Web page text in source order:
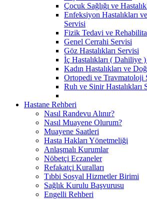
Çocuk Sağlığı ve
Enfeksiyon Hastalıkları
Servisi
Fizik Tedavi ve
Genel Cerrahi Servisi
Göz Hastalıkları Servisi
İç Hastalıkları ( Dahiliye
Kadın Hastalıkları ve
Ortopedi ve Travmatoloji
Ruh ve Sinir Hastalıkları
Hastane Rehberi
Nasıl Randevu Alınır?
Nasıl Muayene Olurum?
Muayene Saatleri
Hasta Hakları Yönetmeliği
Anlaşmalı Kurumlar
Nöbetçi Eczaneler
Refakatçi Kuralları
Tıbbi Sosyal Hizmetler Birimi
Sağlık Kurulu Başvurusu
Engelli Rehberi